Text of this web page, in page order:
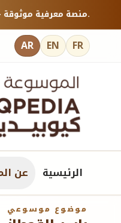
منصة معرفية موثوقة — شارك بمعرفتك عبر الموسوعة العالمية كيوبيديا.
AR EN FR
الرئيسية عن
موضوع موسوعي